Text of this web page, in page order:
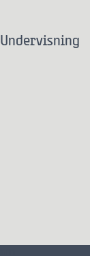
Undervisning